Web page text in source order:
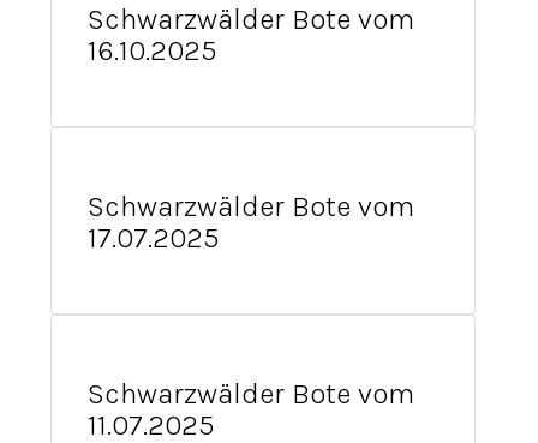
Schwarzwälder Bote vom
16.10.2025
Schwarzwälder Bote vom
17.07.2025
Schwarzwälder Bote vom
11.07.2025